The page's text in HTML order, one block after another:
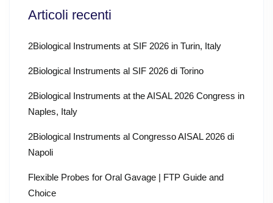
Articoli recenti
2Biological Instruments at SIF 2026 in Turin, Italy
2Biological Instruments al SIF 2026 di Torino
2Biological Instruments at the AISAL 2026 Congress in
Naples, Italy
2Biological Instruments al Congresso AISAL 2026 di
Napoli
Flexible Probes for Oral Gavage | FTP Guide and
Choice